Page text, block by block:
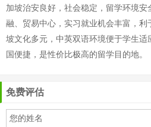
加坡治安良好，社会稳定，留学环境
融、贸易中心，实习就业机会丰富，利
坡文化多元，中英双语环境便于学生适
国便捷，是性价比极高的留学目的地。
免费评估